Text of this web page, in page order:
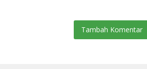
Tambah Komentar